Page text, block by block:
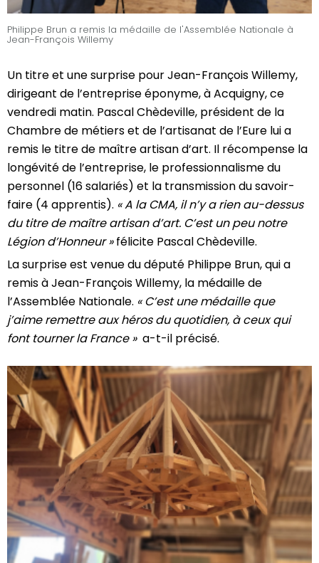
Philippe Brun a remis la médaille de l'Assemblée Nationale à
Jean-François Willemy
Un titre et une surprise pour Jean-François Willemy,
dirigeant de l’entreprise éponyme, à Acquigny, ce
vendredi matin. Pascal Chèdeville, président de la
Chambre de métiers et de l’artisanat de l’Eure lui a
remis le titre de maître artisan d’art. Il récompense la
longévité de l’entreprise, le professionnalisme du
personnel (16 salariés) et la transmission du savoir-
faire (4 apprentis). «A la CMA, il n’y a rien au-dessus
du titre de maître artisan d’art. C’est un peu notre
Légion d’Honneur »félicite Pascal Chèdeville.
La surprise est venue du député Philippe Brun, qui a
remis à Jean-François Willemy, la médaille de
l’Assemblée Nationale. « C’est une médaille que
j’aime remettre aux héros du quotidien, à ceux qui
font tourner la France »a-t-il précisé.